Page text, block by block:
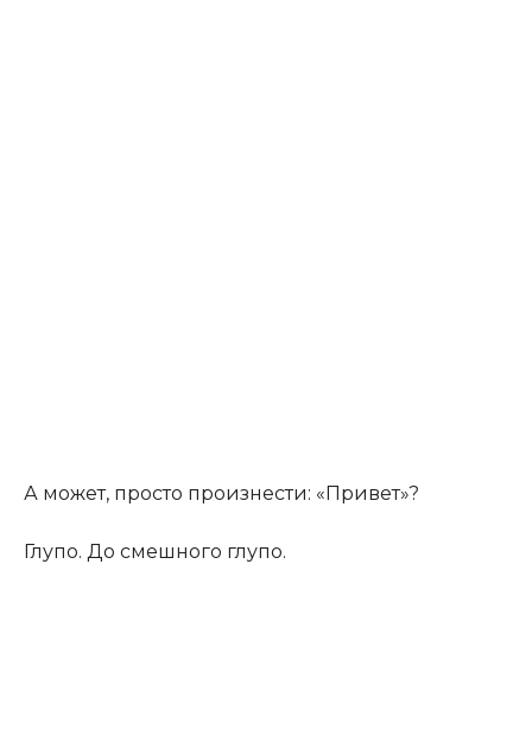
А может, просто произнести: «Привет»?
Глупо. До смешного глупо.